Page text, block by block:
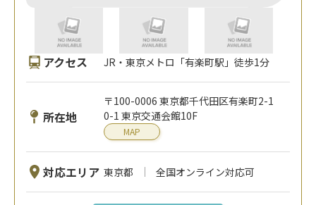
アクセス JR・東京メトロ「有楽町駅」徒歩1分
所在地
〒100-0006 東京都千代田区有楽町2-1
0-1 東京交通会館10F
MAP
対応エリア 東京都 全国オンライン対応可